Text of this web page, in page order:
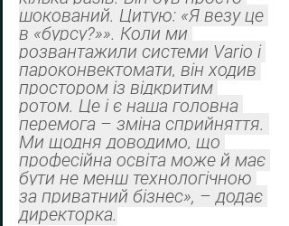
шокований. Цитую: «Я везу це
в «бурсу?»». Коли ми
розвантажили системи Vario і
пароконвектомати, він ходив
простором із відкритим
ротом. Це і є наша головна
перемога – зміна сприйняття.
Ми щодня доводимо, що
професійна освіта може й має
бути не менш технологічною
за приватний бізнес», – додає
директорка.